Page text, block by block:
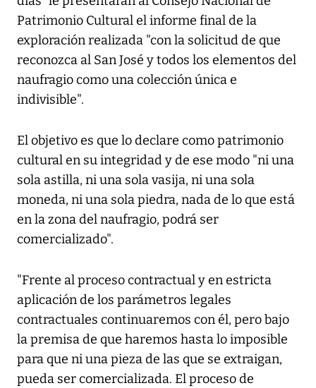
Patrimonio Cultural el informe final de la
exploración realizada "con la solicitud de que
reconozca al San José y todos los elementos del
naufragio como una colección única e
indivisible".
El objetivo es que lo declare como patrimonio
cultural en su integridad y de ese modo "ni una
sola astilla, ni una sola vasija, ni una sola
moneda, ni una sola piedra, nada de lo que está
en la zona del naufragio, podrá ser
comercializado".
"Frente al proceso contractual y en estricta
aplicación de los parámetros legales
contractuales continuaremos con él, pero bajo
la premisa de que haremos hasta lo imposible
para que ni una pieza de las que se extraigan,
pueda ser comercializada. El proceso de